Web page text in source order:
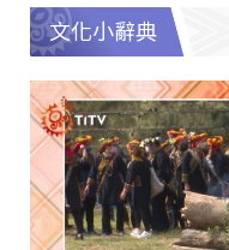
文化小辭典